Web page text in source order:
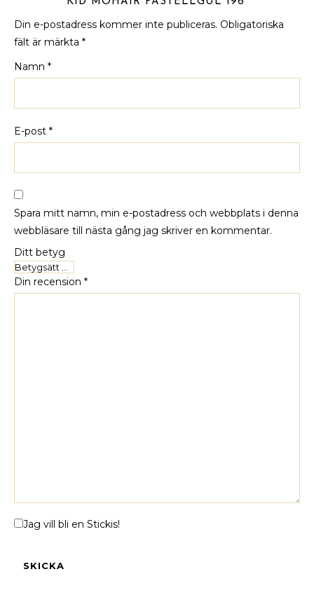
Din e-postadress kommer inte publiceras. Obligatoriska
fält är märkta *
Namn *
E-post *
Spara mitt namn, min e-postadress och webbplats i denna
webbläsare till nästa gång jag skriver en kommentar.
Ditt betyg
Din recension *
Jag vill bli en Stickis!